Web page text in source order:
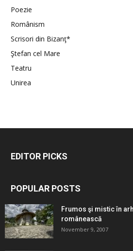
Poezie
Românism
Scrisori din Bizanţ*
Ştefan cel Mare
Teatru
Unirea
EDITOR PICKS
POPULAR POSTS
Frumos şi mistic în
românească
November 9, 2007